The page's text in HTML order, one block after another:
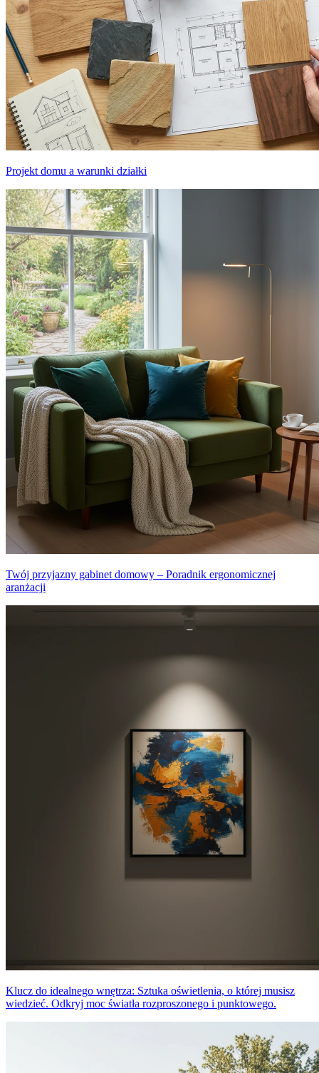
Projekt domu a warunki działki
Twój przyjazny gabinet domowy – Poradnik ergonomicznej
aranżacji
Klucz do idealnego wnętrza: Sztuka oświetlenia, o której musisz
wiedzieć. Odkryj moc światła rozproszonego i punktowego.